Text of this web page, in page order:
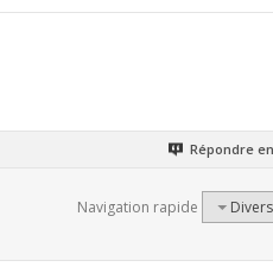
Répondre
Navigation rapide Divers